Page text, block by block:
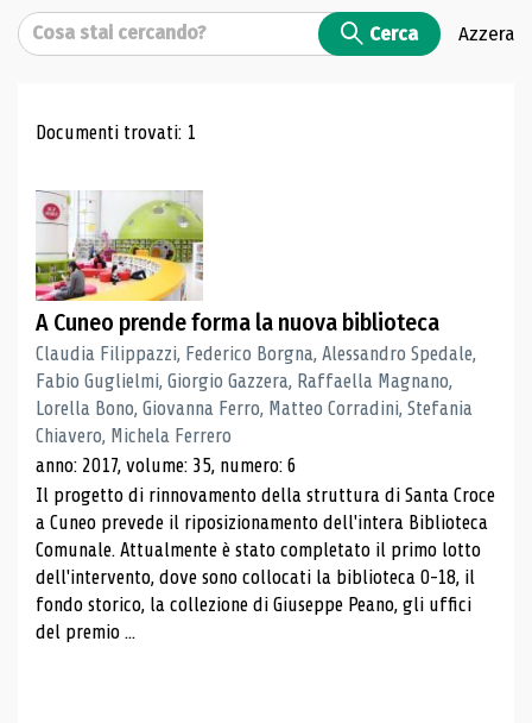
Cerca Cerca Azzera
Risultati di ricerca
Documenti trovati: 1
A Cuneo prende forma la nuova biblioteca
Claudia Filippazzi, Federico Borgna, Alessandro Spedale,
Fabio Guglielmi, Giorgio Gazzera, Raffaella Magnano,
Lorella Bono, Giovanna Ferro, Matteo Corradini, Stefania
Chiavero, Michela Ferrero
anno: 2017, volume: 35, numero: 6
Il progetto di rinnovamento della struttura di Santa Croce
a Cuneo prevede il riposizionamento dell'intera Biblioteca
Comunale. Attualmente è stato completato il primo lotto
dell'intervento, dove sono collocati la biblioteca 0-18, il
fondo storico, la collezione di Giuseppe Peano, gli uffici
del premio ...